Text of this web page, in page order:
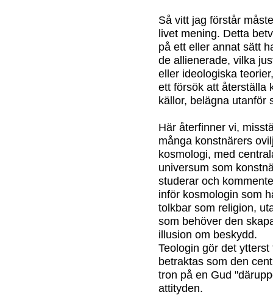
Så vitt jag förstår
livet mening. Detta
på ett eller annat sätt
de allienerade, vilka
eller ideologiska
ett försök att återställa
källor, belägna utanför
Här återfinner vi,
många konstnärers
kosmologi, med
universum som
studerar och
inför kosmologin som
tolkbar som religion,
som behöver den
illusion om beskydd.
Teologin gör det
betraktas som den
tron på en Gud
attityden.